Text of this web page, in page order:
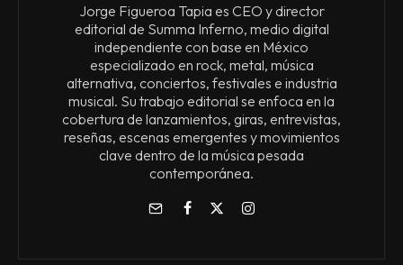
Jorge Figueroa Tapia es CEO y director
editorial de Summa Inferno, medio digital
independiente con base en México
especializado en rock, metal, música
alternativa, conciertos, festivales e industria
musical. Su trabajo editorial se enfoca en la
cobertura de lanzamientos, giras, entrevistas,
reseñas, escenas emergentes y movimientos
clave dentro de la música pesada
contemporánea.